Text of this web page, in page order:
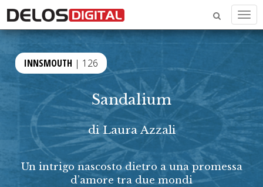
INNSMOUTH | 126
Sandalium
di Laura Azzali
Un intrigo nascosto dietro a una promessa
d’amore tra due mondi